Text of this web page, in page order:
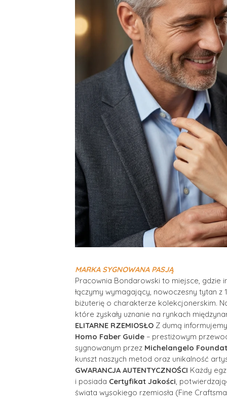
MARKA SYGNOWANA PASJĄ
Pracownia Bondarowski to miejsce, gdzie
łączymy wymagający, nowoczesny tytan
biżuterię o charakterze kolekcjonerskim.
które zyskały uznanie na rynkach
ELITARNE RZEMIOSŁOZ dumą
Homo Faber Guide– prestiżowym
sygnowanym przez Michelangelo
kunszt naszych metod oraz unikalność
GWARANCJA AUTENTYCZNOŚCI Każdy
i posiada Certyfikat Jakości ,
świata wysokiego rzemiosła (Fine